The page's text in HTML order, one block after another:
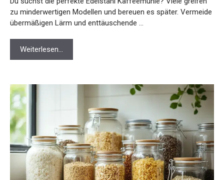
zu minderwertigen Modellen und bereuen es später. Vermeide
übermäßigen Lärm und enttäuschende …
Weiterlesen…